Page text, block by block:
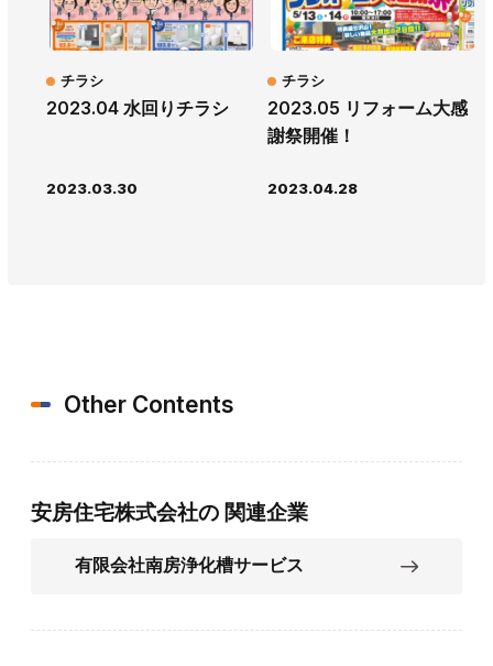
2023.04 水回りチラシ
チラシ
2023.03.30
2023.05 リフォーム大感
謝祭開催！
チラシ
2023.04.28
Other Contents
安房住宅株式会社の 関連企業
有限会社南房浄化槽サービス